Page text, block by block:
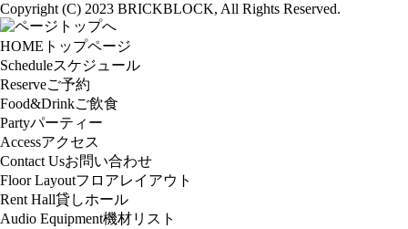
Copyright (C) 2023 BRICKBLOCK, All Rights Reserved.
HOME トップページ
Scheduleスケジュール
Reserveご予約
Food&Drinkご飲食
Partyパーティー
Accessアクセス
Contact Usお問い合わせ
Floor Layoutフロアレイアウト
Rent Hall貸しホール
Audio Equipment機材リスト